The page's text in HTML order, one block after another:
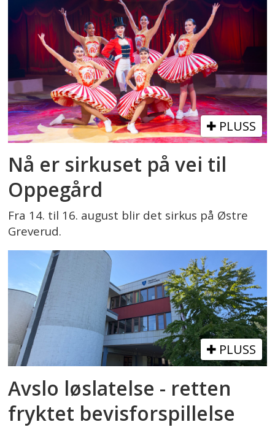
PLUSS
Nå er sirkuset på vei til
Oppegård
Fra 14. til 16. august blir det sirkus på Østre
Greverud.
PLUSS
Avslo løslatelse - retten
fryktet bevisforspillelse